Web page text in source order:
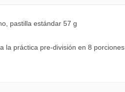
pastilla estándar 57 g
la práctica pre-división en 8 porciones